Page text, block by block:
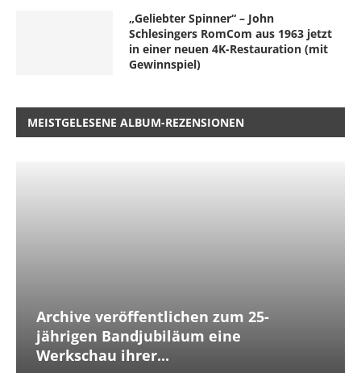
„Geliebter Spinner“ – John
Schlesingers RomCom aus 1963 jetzt
in einer neuen 4K-Restauration (mit
Gewinnspiel)
MEISTGELESENE ALBUM-REZENSIONEN
Archive veröffentlichen zum 25-
jährigen Bandjubiläum eine
Werkschau ihrer...